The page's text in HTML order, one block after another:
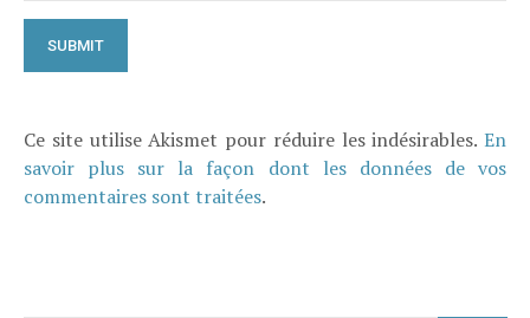
Ce site utilise Akismet pour réduire les indésirables. En
savoir plus sur la façon dont les données de vos
commentaires sont traitées.